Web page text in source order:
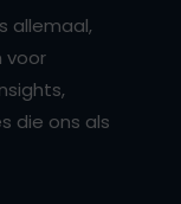
allemaal,
voor
die ons als